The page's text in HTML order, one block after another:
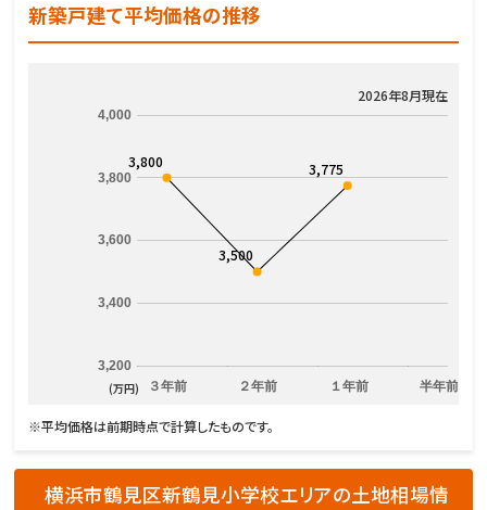
新築戸建て平均価格の推移
2026年8月現在
３年前 ２年前 １年前 半年前
3,200
3,400
3,600
3,800
4,000
3,800
3,500
3,775
(万円)
※平均価格は前期時点で計算したものです。
横浜市鶴見区新鶴見小学校エリアの土地相場情